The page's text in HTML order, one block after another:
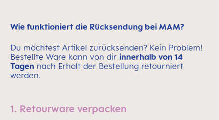
Wie funktioniert die Rücksendung bei MAM?
Du möchtest Artikel zurücksenden? Kein Problem!
Bestellte Ware kann von dir innerhalb von 14
Tagen nach Erhalt der Bestellung retourniert
werden.
1. Retourware verpacken